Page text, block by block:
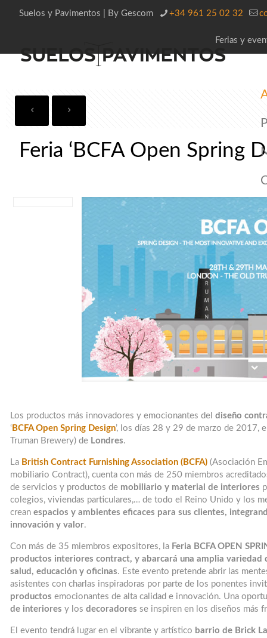
Suelos y Pavimentos | By Gescom +34 961 25 02 32
Ferias y
Feria ‘BCFA Open Spring
Los productos más innovadores y emocionantes deldiseño
‘ BCFA Open Spring Design’, los días 28 y 29 de marzo de 2017,
Truman Brewery) de Londres.
La British Contract Furnishing Association (BCFA) (Asociación
mobiliario Contract), cuenta con más de 250 miembros
de servicios y productos de mobiliario y material de interiores
colegios, viviendas particulares,… de todo el Reino Unido y los
creanespacios y ambientes eficaces para sus clientes,
innovación y valor.
Con más de 35 miembros expositores, la Feria BCFA OPEN
productos interiores contract, y abarcará una amplia
salud, educación y oficinas. Este evento pretende abrir las
asistentes con charlas inspiradoras por parte de los ponentes
productos emocionantes de alta calidad e innovación. Una
de interiores y losdecoradores se inspiren en los diseños más
El evento tendrá lugar en el vibrante y artístico barrio de Brick